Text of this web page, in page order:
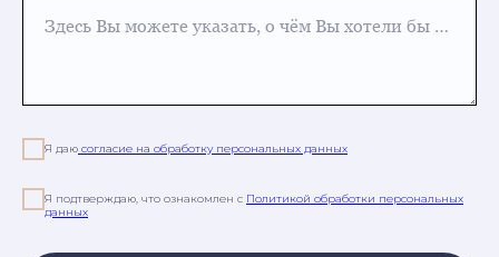
Здесь Вы можете указать, о чём Вы хотели бы узнать или какая процедура Вас интересует
Я даю согласие на обработку персональных данных
Я подтверждаю, что ознакомлен с Политикой обработки персональных
данных